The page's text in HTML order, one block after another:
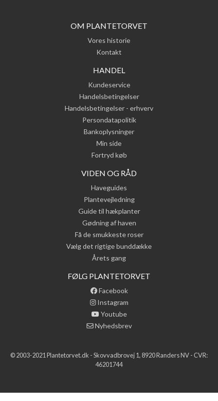
OM PLANTETORVET
Vores historie
Kontakt
HANDEL
Kundeservice
Handelsbetingelser
Handelsbetingelser - erhverv
Persondatapolitik
Bankoplysninger
Min side
Fortryd køb
VIDEN OG RÅD
Haveguides
Plantevejledning
Guide til hækplanter
Gødning af haven
Få de smukkeste roser
Vælg det rigtige bunddække
Årets gang
FØLG PLANTETORVET
Facebook
Instagram
Youtube
Nyhedsbrev
© 2003-2021 Plantetorvet.dk - Skovvadbrovej 1, 8920 Randers NV - CVR:
46201744